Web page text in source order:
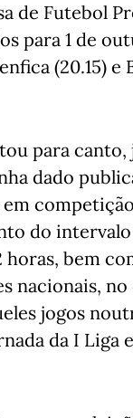
de Futebol
para 1 de
(20.15) e
para
dado
do
horas, bem
nacionais,
jogos
da I Liga